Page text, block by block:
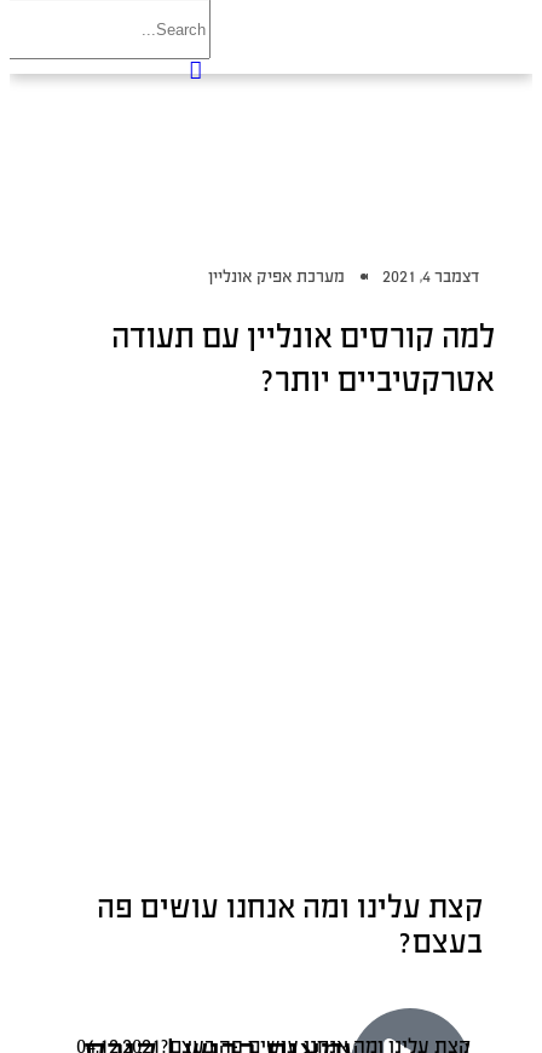
דצמבר 4, 2021 מערכת אפיק אונליין
למה קורסים אונליין עם תעודה
אטרקטיביים יותר?
קצת עלינו ומה אנחנו עושים פה
בעצם?
קצת עלינו ומה אנחנו עושים פה בעצם?04.12.2021